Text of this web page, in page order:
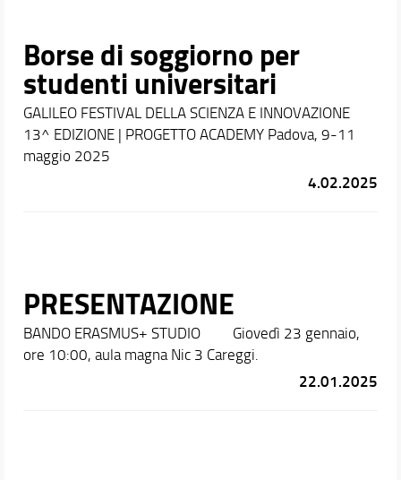
Borse di soggiorno per
studenti universitari
GALILEO FESTIVAL DELLA SCIENZA E INNOVAZIONE
13^ EDIZIONE | PROGETTO ACADEMY Padova, 9-11
maggio 2025
4.02.2025
PRESENTAZIONE
BANDO ERASMUS+ STUDIO Giovedì 23 gennaio,
22.01.2025